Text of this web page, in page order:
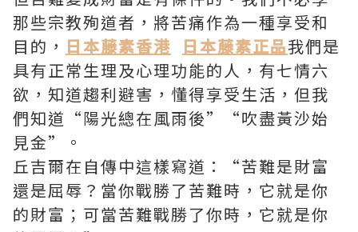
那些宗教殉道者，將苦痛作為一種享受和
目的， 日本藤素香港 日本藤素正品我們是
具有正常生理及心理功能的人，有七情六
欲，知道趨利避害，懂得享受生活，但我
們知道“陽光總在風雨後”“吹盡黃沙始
見金”。
丘吉爾在自傳中這樣寫道：“苦難是財富
還是屈辱？當你戰勝了苦難時，它就是你
的財富；可當苦難戰勝了你時，它就是你